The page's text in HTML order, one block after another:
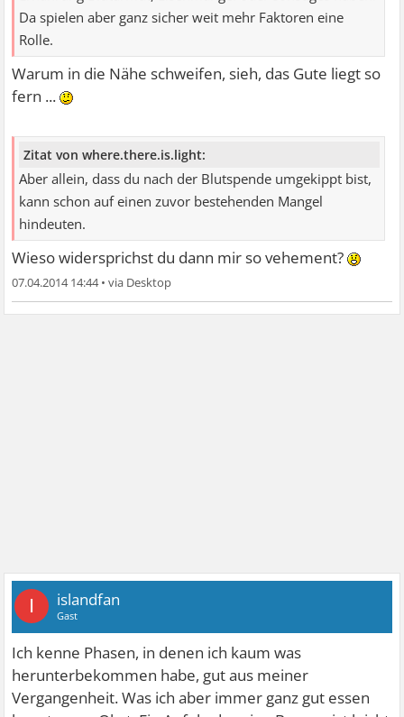
Da spielen aber ganz sicher weit mehr Faktoren eine
Rolle.
Warum in die Nähe schweifen, sieh, das Gute liegt so
fern ...
Zitat von where.there.is.light:
Aber allein, dass du nach der Blutspende umgekippt bist,
kann schon auf einen zuvor bestehenden Mangel
hindeuten.
Wieso widersprichst du dann mir so vehement?
07.04.2014 14:44•
I islandfan
Gast
Ich kenne Phasen, in denen ich kaum was
herunterbekommen habe, gut aus meiner
Vergangenheit. Was ich aber immer ganz gut essen